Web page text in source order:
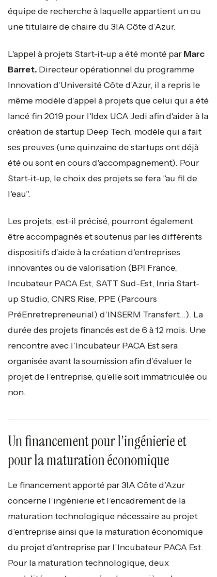
équipe de recherche à laquelle appartient un ou
une titulaire de chaire du 3IA Côte d’Azur.
L'appel à projets Start-it-up a été monté par Marc
Barret. Directeur opérationnel du programme
Innovation d'Université Côte d'Azur, il a repris le
même modèle d'appel à projets que celui qui a été
lancé fin 2019 pour l'Idex UCA Jedi afin d'aider à la
création de startup Deep Tech, modèle qui a fait
ses preuves (une quinzaine de startups ont déjà
été ou sont en cours d'accompagnement). Pour
Start-it-up, le choix des projets se fera "au fil de
l'eau".
Les projets, est-il précisé, pourront également
être accompagnés et soutenus par les différents
dispositifs d’aide à la création d’entreprises
innovantes ou de valorisation (BPI France,
Incubateur PACA Est, SATT Sud-Est, Inria Start-
up Studio, CNRS Rise, PPE (Parcours
PréEnretrepreneurial) d’INSERM Transfert…). La
durée des projets financés est de 6 à 12 mois. Une
rencontre avec l’Incubateur PACA Est sera
organisée avant la soumission afin d’évaluer le
projet de l’entreprise, qu’elle soit immatriculée ou
non.
Un financement pour l'ingénierie et
pour la maturation économique
Le financement apporté par 3IA Côte d’Azur
concerne l’ingénierie et l’encadrement de la
maturation technologique nécessaire au projet
d’entreprise ainsi que la maturation économique
du projet d’entreprise par l’Incubateur PACA Est.
Pour la maturation technologique, deux